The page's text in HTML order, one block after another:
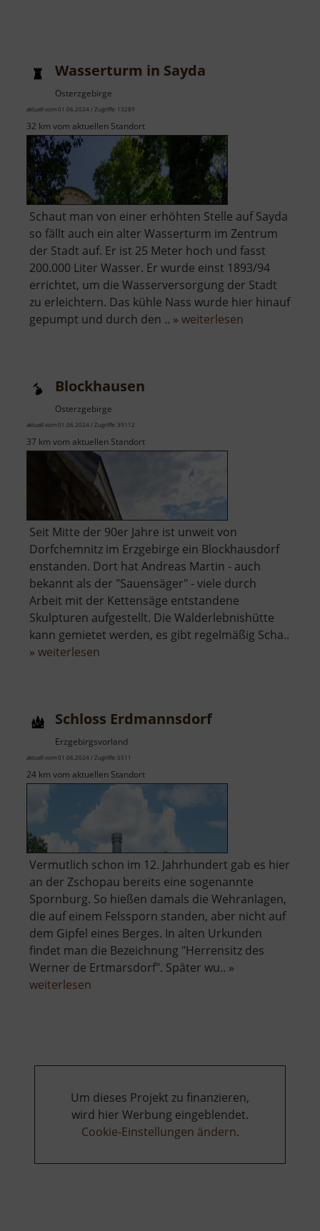
Wasserturm in Sayda
Osterzgebirge
aktuell vom 01.06.2024 / Zugriffe: 13289
32 km vom aktuellen Standort
Schaut man von einer erhöhten Stelle auf Sayda
so fällt auch ein alter Wasserturm im Zentrum
der Stadt auf. Er ist 25 Meter hoch und fasst
200.000 Liter Wasser. Er wurde einst 1893/94
errichtet, um die Wasserversorgung der Stadt
zu erleichtern. Das kühle Nass wurde hier hinauf
gepumpt und durch den .. » weiterlesen
Blockhausen
Osterzgebirge
aktuell vom 01.06.2024 / Zugriffe: 39112
37 km vom aktuellen Standort
Seit Mitte der 90er Jahre ist unweit von
Dorfchemnitz im Erzgebirge ein Blockhausdorf
enstanden. Dort hat Andreas Martin - auch
bekannt als der "Sauensäger" - viele durch
Arbeit mit der Kettensäge entstandene
Skulpturen aufgestellt. Die Walderlebnishütte
kann gemietet werden, es gibt regelmäßig Scha..
» weiterlesen
Schloss Erdmannsdorf
Erzgebirgsvorland
aktuell vom 01.06.2024 / Zugriffe: 5511
24 km vom aktuellen Standort
Vermutlich schon im 12. Jahrhundert gab es hier
an der Zschopau bereits eine sogenannte
Spornburg. So hießen damals die Wehranlagen,
die auf einem Felssporn standen, aber nicht auf
dem Gipfel eines Berges. In alten Urkunden
findet man die Bezeichnung "Herrensitz des
Werner de Ertmarsdorf". Später wu.. »
weiterlesen
Um dieses Projekt zu finanzieren,
wird hier Werbung eingeblendet.
Cookie-Einstellungen ändern.